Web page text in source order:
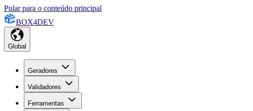
Pular para o conteúdo principal
BOX4DEV
Global
Geradores
Validadores
Ferramentas